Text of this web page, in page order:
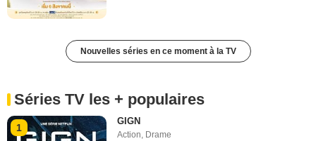
Nouvelles séries en ce moment à la TV
Séries TV les + populaires
1
GIGN
Action, Drame